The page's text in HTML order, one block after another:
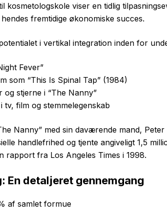
kosmetologskole viser en tidlig
fremtidige økonomiske succes.
i vertikal integration inden for
Fever”
som “This Is Spinal Tap” (1984)
stjerne i “The Nanny”
tv, film og stemmelegenskab
Nanny” med sin daværende mand,
handlefrihed og tjente angiveligt 1,5
rapport fra Los Angeles Times i 1998.
detaljeret gennemgang
af samlet formue